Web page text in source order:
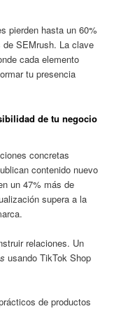
pierden hasta un 60%
de SEMrush. La clave
cada elemento
tu presencia
de tu negocio
concretas
contenido nuevo
un 47% más de
supera a la
relaciones. Un
usando TikTok Shop
de productos